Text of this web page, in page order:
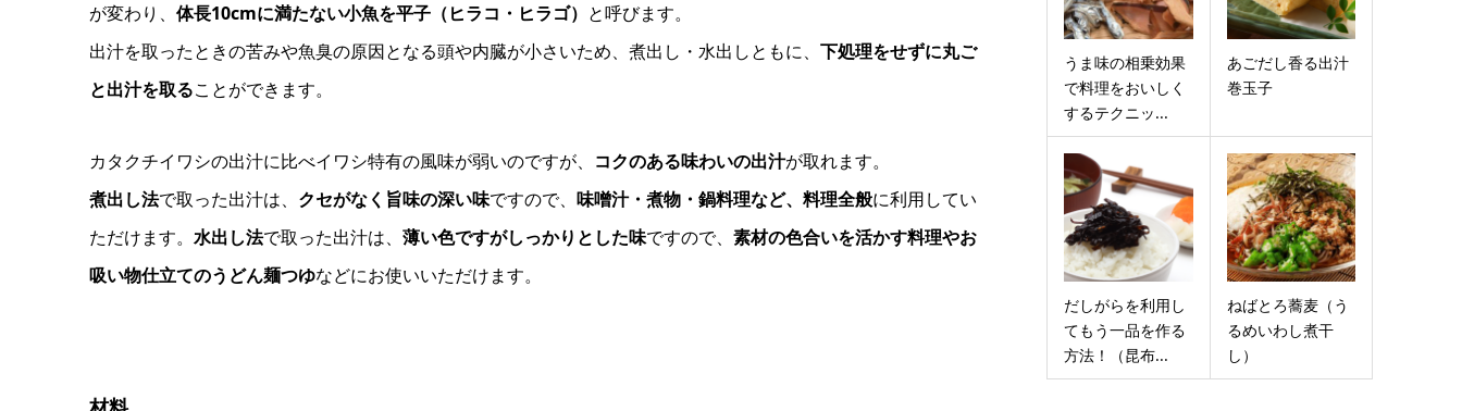
が変わり、 体長10cmに満たない小魚を平子（ヒラコ・ヒラゴ） と呼びます。
出汁を取ったときの苦みや魚臭の原因となる頭や内臓が小さいため、煮出し・水出しともに、 下処理をせずに丸ご
と出汁を取ることができます。
カタクチイワシの出汁に比べイワシ特有の風味が弱いのですが、 コクのある味わいの出汁が取れます。
煮出し法で取った出汁は、 クセがなく旨味の深い味ですので、 味噌汁・煮物・鍋料理など、料理全般に利用してい
ただけます。 水出し法で取った出汁は、 薄い色ですがしっかりとした味ですので、 素材の色合いを活かす料理やお
吸い物仕立てのうどん麺つゆなどにお使いいただけます。
うま味の相乗効果
で料理をおいしく
するテクニッ...
あごだし香る出汁
巻玉子
だしがらを利用し
てもう一品を作る
方法！（昆布...
ねばとろ蕎麦（う
るめいわし煮干
し）